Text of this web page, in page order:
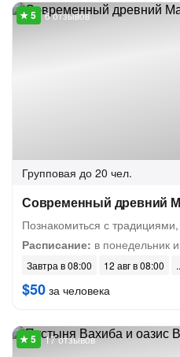
6 отзывов
Групповая до 20 чел.
Современный древний
Познакомиться с
Расписание: в понедельник
Завтра в 08:00 12 авг в 08:00
$50 за человека
17 отзывов